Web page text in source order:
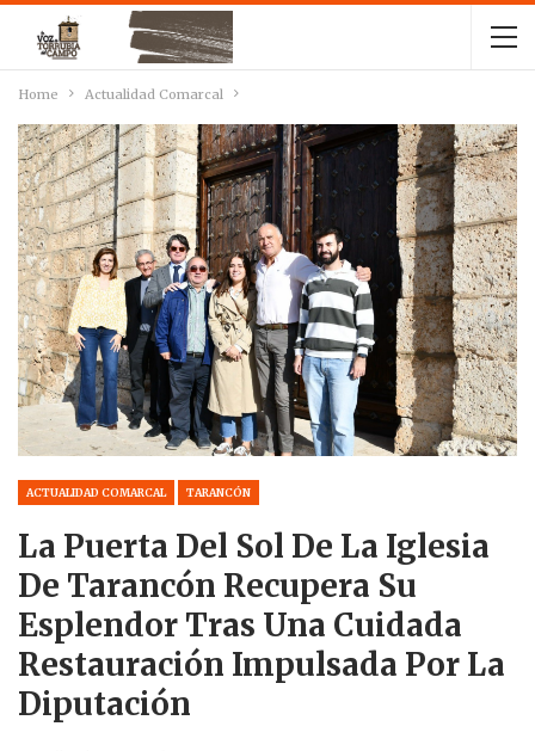
Home Actualidad Comarcal
ACTUALIDAD COMARCAL TARANCÓN
La Puerta Del Sol De La Iglesia
De Tarancón Recupera Su
Esplendor Tras Una Cuidada
Restauración Impulsada Por La
Diputación